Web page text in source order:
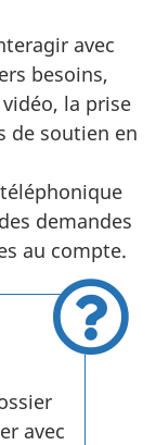
avec
besoins,
la prise
de soutien en
demandes
au compte.
avec